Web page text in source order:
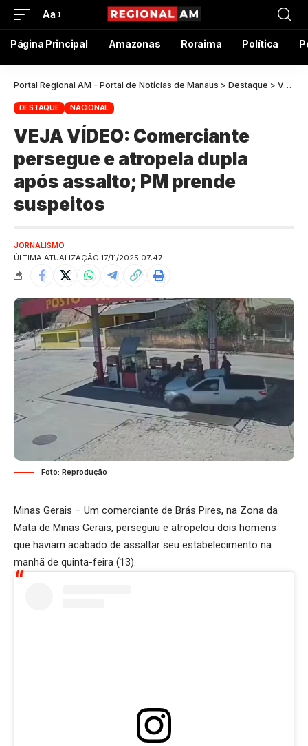
Aa
Página Principal Amazonas Roraima Política
Portal Regional AM - Portal de Notícias de Manaus > Destaque > VEJA VÍDEO: Comerciante persegue e atropela dupla após assalto; PM prende suspeitos
DESTAQUE NACIONAL
VEJA VÍDEO: Comerciante
persegue e atropela dupla
após assalto; PM prende
suspeitos
ÚLTIMA ATUALIZAÇÃO 17/11/2025 07:47
JORNALISMO
Foto: Reprodução
Minas Gerais – Um comerciante de Brás Pires, na Zona da
Mata de Minas Gerais, perseguiu e atropelou dois homens
que haviam acabado de assaltar seu estabelecimento na
manhã de quinta-feira (13).